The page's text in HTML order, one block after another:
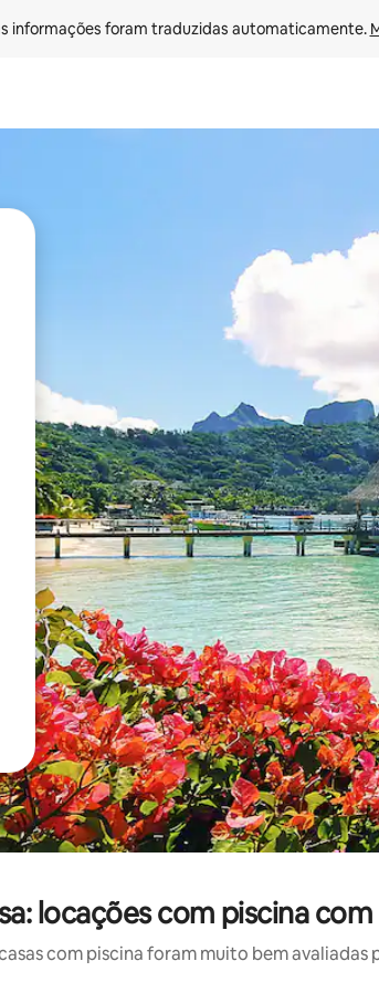
informações foram traduzidas automaticamente.
usando as seta para cima e para baixo do
locações com piscina
com piscina foram muito bem